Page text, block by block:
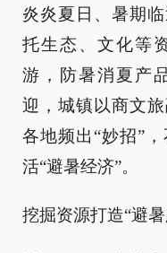
炎炎夏日、暑期
托生态、文化等
游，防暑消夏产
迎，城镇以商文
各地频出“妙招”
活“避暑经济”。
挖掘资源打造“避